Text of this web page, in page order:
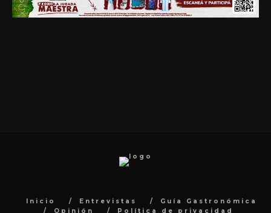
Inicio Entrevistas
Guía Gastronómica
Opinión
Política de privacidad